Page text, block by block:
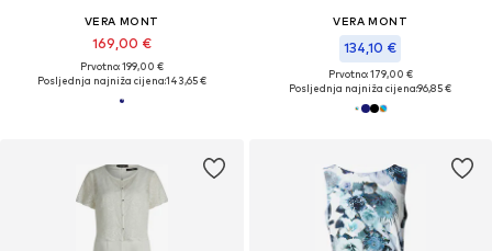
VERA MONT
169,00 €
Prvotno: 199,00 €
Posljednja najniža cijena:143,65 €
VERA MONT
134,10 €
Prvotno: 179,00 €
Posljednja najniža cijena:96,85 €